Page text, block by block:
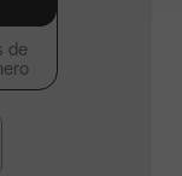
de